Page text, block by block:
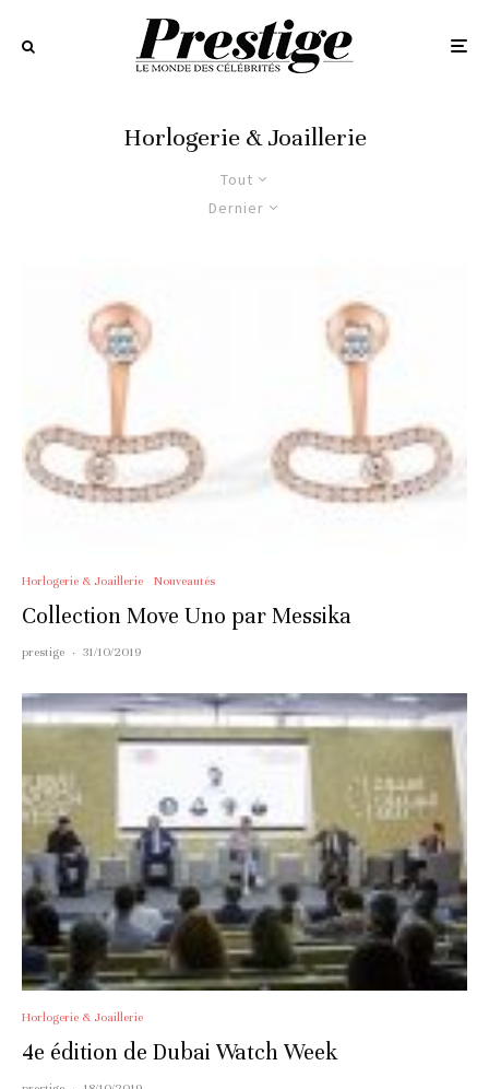
Horlogerie & Joaillerie
Tout
Dernier
Horlogerie & Joaillerie Nouveautés
Collection Move Uno par Messika
prestige · 31/10/2019
Horlogerie & Joaillerie
4e édition de Dubai Watch Week